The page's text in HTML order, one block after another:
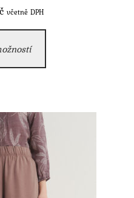
včetně DPH
má
lze
vybrat
na